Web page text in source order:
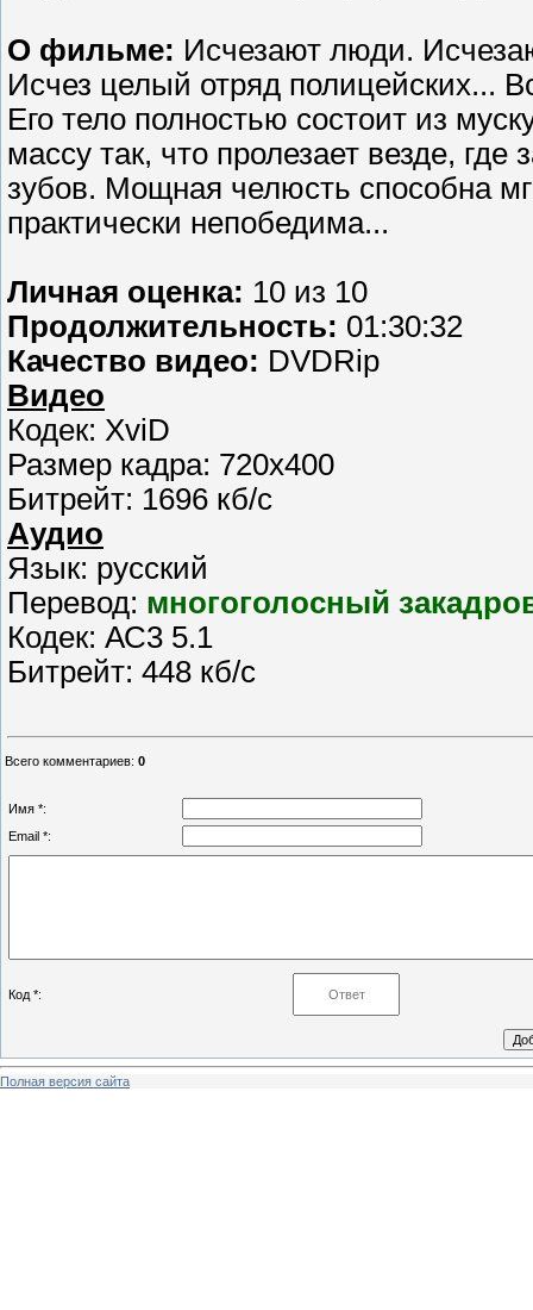
О фильме: Исчезают люди.
Исчез целый отряд полицейских...
Его тело полностью состоит из
массу так, что пролезает везде, где
зубов. Мощная челюсть способна
практически непобедима...
Личная оценка: 10 из 10
Продолжительность: 01:30:32
Качество видео: DVDRip
Видео
Кодек: XviD
Размер кадра: 720x400
Битрейт: 1696 кб/с
Аудио
Язык: русский
Перевод: многоголосный
Кодек: АС3 5.1
Битрейт: 448 кб/с
Всего комментариев: 0
Имя *:
Email *:
Код *:
Полная версия сайта